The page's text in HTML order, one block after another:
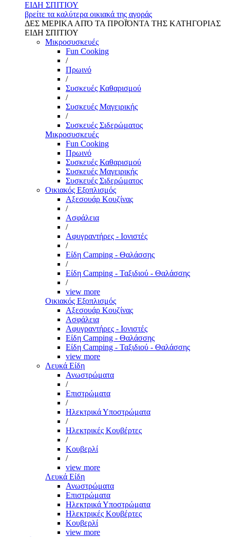
ΕΙΔΗ ΣΠΙΤΙΟΥ
βρείτε τα καλύτερα οικιακά της αγοράς
ΔΕΣ ΜΕΡΙΚΑ ΑΠΌ ΤΑ ΠΡΟΪΌΝΤΑ ΤΗΣ ΚΑΤΗΓΟΡΙΑΣ
ΕΙΔΗ ΣΠΙΤΙΟΥ
Μικροσυσκευές
Fun Cooking
/
Πρωινό
/
Συσκευές Καθαρισμού
/
Συσκευές Μαγειρικής
/
Συσκευές Σιδερώματος
Μικροσυσκευές
Fun Cooking
Πρωινό
Συσκευές Καθαρισμού
Συσκευές Μαγειρικής
Συσκευές Σιδερώματος
Οικιακός Εξοπλισμός
Αξεσουάρ Κουζίνας
/
Ασφάλεια
/
Αφυγραντήρες - Ιονιστές
/
Είδη Camping - Θαλάσσης
/
Είδη Camping - Ταξιδιού - Θαλάσσης
/
view more
Οικιακός Εξοπλισμός
Αξεσουάρ Κουζίνας
Ασφάλεια
Αφυγραντήρες - Ιονιστές
Είδη Camping - Θαλάσσης
Είδη Camping - Ταξιδιού - Θαλάσσης
view more
Λευκά Είδη
Ανωστρώματα
/
Επιστρώματα
/
Ηλεκτρικά Υποστρώματα
/
Ηλεκτρικές Κουβέρτες
/
Κουβερλί
/
view more
Λευκά Είδη
Ανωστρώματα
Επιστρώματα
Ηλεκτρικά Υποστρώματα
Ηλεκτρικές Κουβέρτες
Κουβερλί
view more